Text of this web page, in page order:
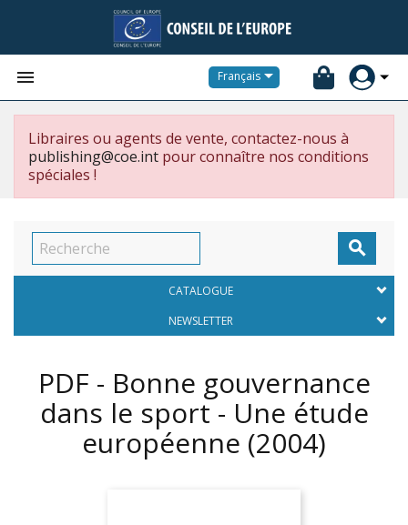
 Français
Libraires ou agents de vente, contactez-nous à
publishing@coe.int pour connaître nos conditions
spéciales !

CATALOGUE
NEWSLETTER
PDF - Bonne gouvernance
dans le sport - Une étude
européenne (2004)